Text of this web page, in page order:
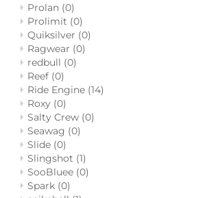
Prolan (0)
Prolimit (0)
Quiksilver (0)
Ragwear (0)
redbull (0)
Reef (0)
Ride Engine (14)
Roxy (0)
Salty Crew (0)
Seawag (0)
Slide (0)
Slingshot (1)
SooBluee (0)
Spark (0)